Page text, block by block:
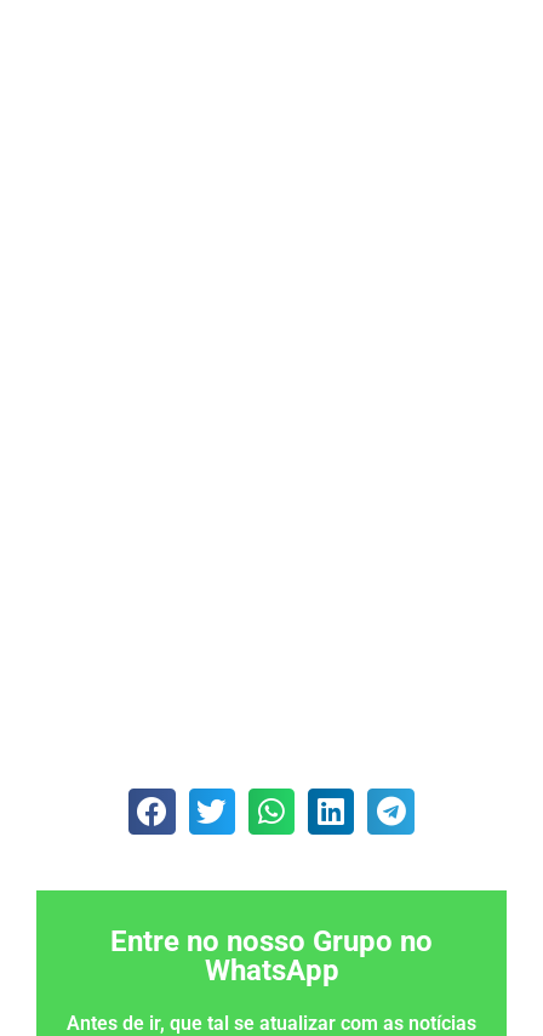
Entre no nosso Grupo no
WhatsApp
Antes de ir, que tal se atualizar com as notícias